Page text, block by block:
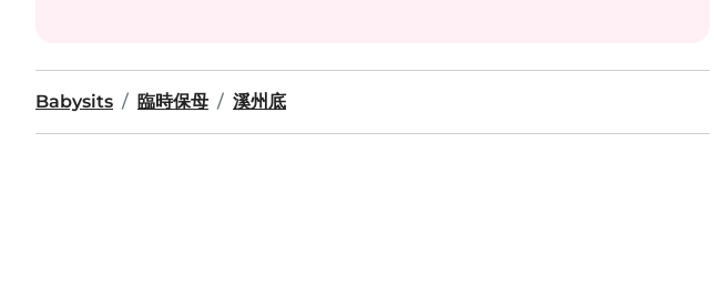
Babysits 臨時保母 溪州底